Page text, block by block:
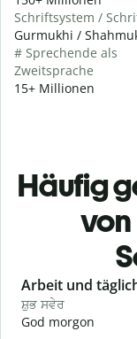
Schriftsystem /
Gurmukhi /
# Sprechende als
Zweitsprache
15+ Millionen
Häufig
Slide 1 of 6
Arbeit und
ਸ਼ੁਭ ਸਵੇਰ
God morgon